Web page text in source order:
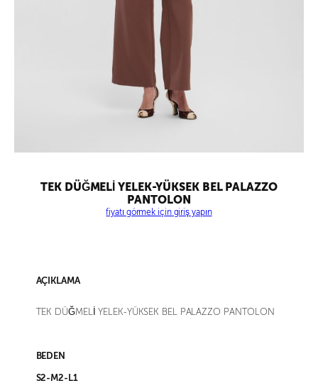
TEK DÜĞMELİ YELEK-YÜKSEK BEL PALAZZO
PANTOLON
fiyatı görmek için giriş yapın
AÇIKLAMA
TEK DÜĞMELİ YELEK-YÜKSEK BEL PALAZZO PANTOLON
BEDEN
S2-M2-L1